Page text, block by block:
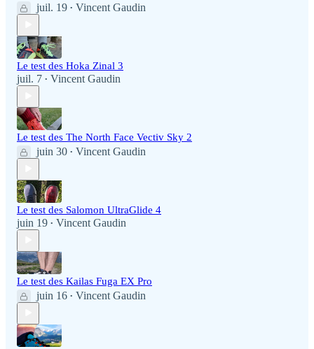
juil. 19 • Vincent Gaudin
Le test des Hoka Zinal 3
juil. 7 • Vincent Gaudin
Le test des The North Face Vectiv Sky 2
juin 30 • Vincent Gaudin
Le test des Salomon UltraGlide 4
juin 19 • Vincent Gaudin
Le test des Kailas Fuga EX Pro
juin 16 • Vincent Gaudin